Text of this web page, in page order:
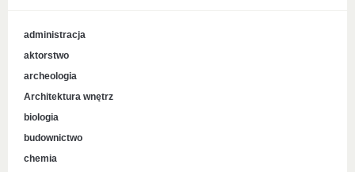
administracja
aktorstwo
archeologia
Architektura wnętrz
biologia
budownictwo
chemia